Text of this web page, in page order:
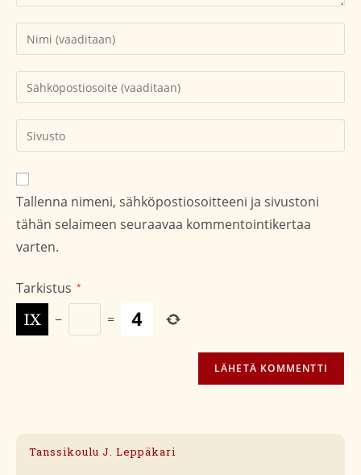
Kirjoita
nimesi
tai
käyttäjätunnuksesi
Kirjoita
sähköpostiosoitteesi
kommentoidaksesi
Kirjoita
sivustosi
verkko-
osoite/URL
(valinnainen)
Tallenna nimeni, sähköpostiosoitteeni ja sivustoni
tähän selaimeen seuraavaa kommentointikertaa
varten.
Tarkistus *
− =
Tanssikoulu J. Leppäkari